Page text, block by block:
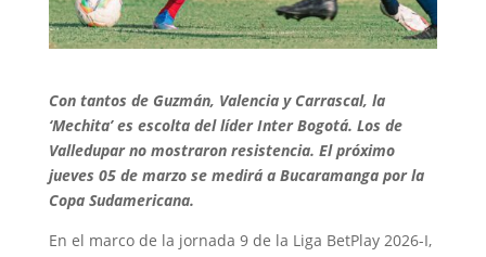
Con tantos de Guzmán, Valencia y Carrascal, la
‘Mechita’ es escolta del líder Inter Bogotá. Los de
Valledupar no mostraron resistencia. El próximo
jueves 05 de marzo se medirá a Bucaramanga por la
Copa Sudamericana.
En el marco de la jornada 9 de la Liga BetPlay 2026-I,